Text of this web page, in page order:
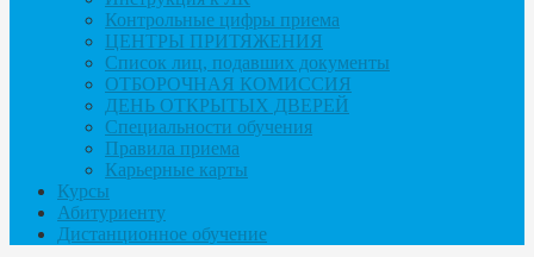
Контрольные цифры приема
ЦЕНТРЫ ПРИТЯЖЕНИЯ
Список лиц, подавших документы
ОТБОРОЧНАЯ КОМИССИЯ
ДЕНЬ ОТКРЫТЫХ ДВЕРЕЙ
Специальности обучения
Правила приема
Карьерные карты
Курсы
Абитуриенту
Дистанционное обучение